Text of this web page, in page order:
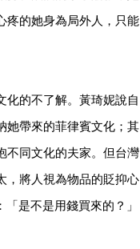
疼的她身為局外人，只能
化的不了解。黃琦妮說自
她帶來的菲律賓文化；其
不同文化的夫家。但台灣
，將人視為物品的貶抑心
是不是用錢買來的？」